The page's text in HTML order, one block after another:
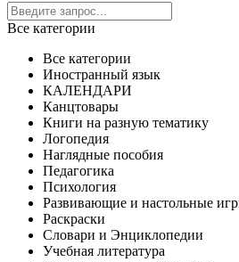
Все категории
Все категории
Иностранный язык
КАЛЕНДАРИ
Канцтовары
Книги на разную тематику
Логопедия
Наглядные пособия
Педагогика
Психология
Развивающие и настольные
Раскраски
Словари и Энциклопедии
Учебная литература